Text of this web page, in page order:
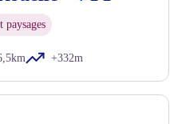
paysages
+332m